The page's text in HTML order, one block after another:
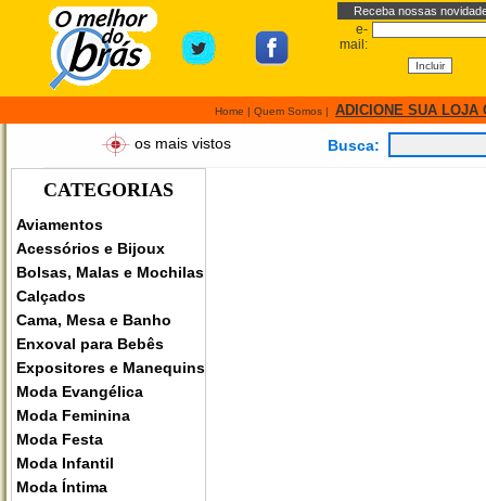
Receba nossas
e-
mail:
Home | Quem Somos | ADICIONE SUA LOJA
os mais vistos Busca:
CATEGORIAS
Aviamentos
Acessórios e Bijoux
Bolsas, Malas e Mochilas
Calçados
Cama, Mesa e Banho
Enxoval para Bebês
Expositores e Manequins
Moda Evangélica
Moda Feminina
Moda Festa
Moda Infantil
Moda Íntima